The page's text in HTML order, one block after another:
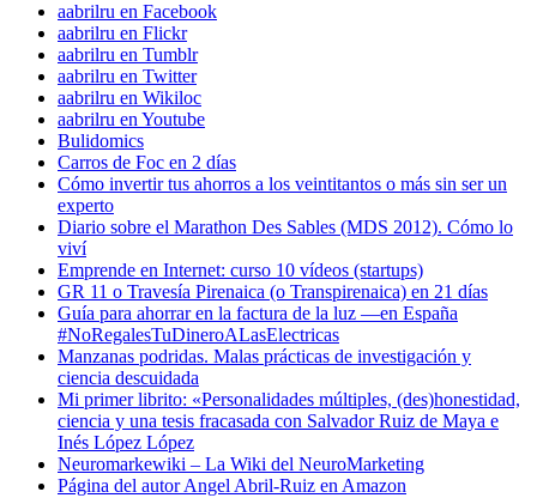
aabrilru en Facebook
aabrilru en Flickr
aabrilru en Tumblr
aabrilru en Twitter
aabrilru en Wikiloc
aabrilru en Youtube
Bulidomics
Carros de Foc en 2 días
Cómo invertir tus ahorros a los veintitantos o más sin ser un
experto
Diario sobre el Marathon Des Sables (MDS 2012). Cómo lo
viví
Emprende en Internet: curso 10 vídeos (startups)
GR 11 o Travesía Pirenaica (o Transpirenaica) en 21 días
Guía para ahorrar en la factura de la luz —en España
#NoRegalesTuDineroALasElectricas
Manzanas podridas. Malas prácticas de investigación y
ciencia descuidada
Mi primer librito: «Personalidades múltiples, (des)honestidad,
ciencia y una tesis fracasada con Salvador Ruiz de Maya e
Inés López López
Neuromarkewiki – La Wiki del NeuroMarketing
Página del autor Angel Abril-Ruiz en Amazon